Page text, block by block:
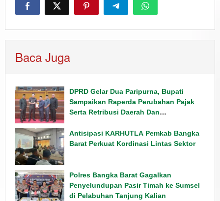
Baca Juga
DPRD Gelar Dua Paripurna, Bupati
Sampaikan Raperda Perubahan Pajak
Serta Retribusi Daerah Dan
Tahun 2026
Antisipasi KARHUTLA Pemkab Bangka
Barat Perkuat Kordinasi Lintas Sektor
Polres Bangka Barat Gagalkan
Penyelundupan Pasir Timah ke Sumsel
di Pelabuhan Tanjung Kalian